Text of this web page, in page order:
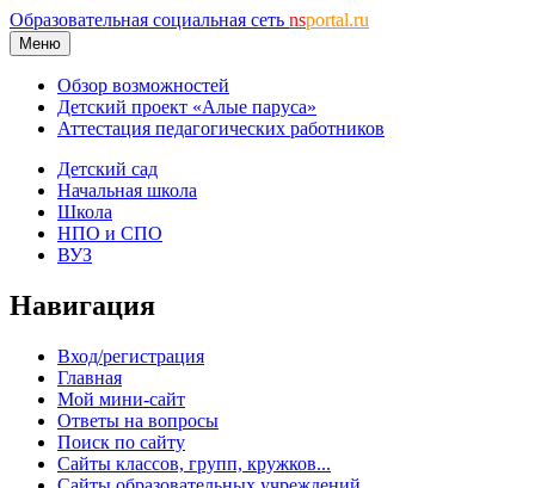
Образовательная социальная сеть nsportal.ru
Меню
Обзор возможностей
Детский проект «Алые паруса»
Аттестация педагогических работников
Детский сад
Начальная школа
Школа
НПО и СПО
ВУЗ
Навигация
Вход/регистрация
Главная
Мой мини-сайт
Ответы на вопросы
Поиск по сайту
Сайты классов, групп, кружков...